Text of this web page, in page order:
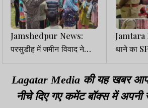
Jamshedpur News:
परसुडीह में जमीन विवाद ने
पकड़ा तूल, ग्रामीणों ने तोड़ी
बन रही दीवार
Jamtara
थाने का
अपराध
सुरक्षा पर
Lagatar Media की यह खबर
नीचे दिए गए कमेंट बॉक्स में अपनी